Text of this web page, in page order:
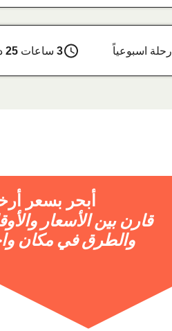
رحلة اسبوعياً 3 ساعات25
أبحر بسعر
قارن بين الأسعار
والطرق في مكان